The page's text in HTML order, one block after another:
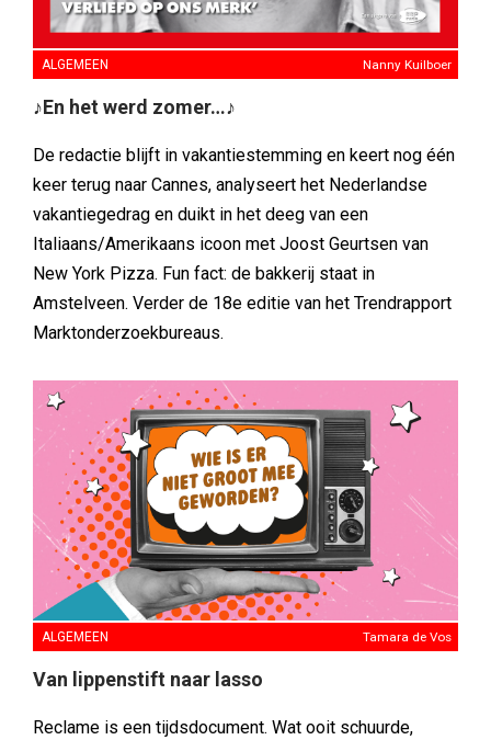
ALGEMEEN Nanny Kuilboer
♪En het werd zomer…♪
De redactie blijft in vakantiestemming en keert nog één
keer terug naar Cannes, analyseert het Nederlandse
vakantiegedrag en duikt in het deeg van een
Italiaans/Amerikaans icoon met Joost Geurtsen van
New York Pizza. Fun fact: de bakkerij staat in
Amstelveen. Verder de 18e editie van het Trendrapport
Marktonderzoekbureaus.
ALGEMEEN Tamara de Vos
Van lippenstift naar lasso
Reclame is een tijdsdocument. Wat ooit schuurde,